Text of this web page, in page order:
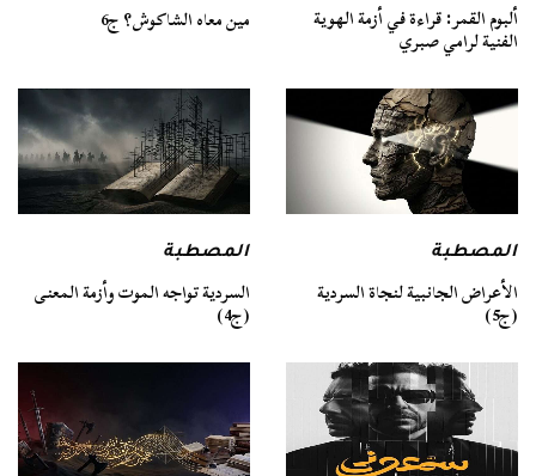
ألبوم القمر: قراءة في أزمة الهوية
الفنية لرامي صبري
مين معاه الشاكوش؟ ج6
المصطبة
الأعراض الجانبية لنجاة السردية
(ج5)
المصطبة
السردية تواجه الموت وأزمة المعنى
(ج4)